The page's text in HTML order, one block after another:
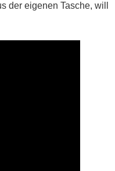
der eigenen Tasche, will